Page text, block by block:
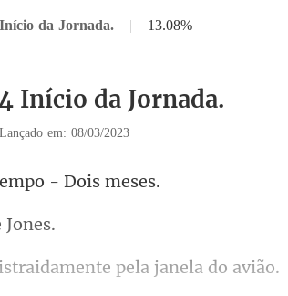
da Jornada. | 13.08%
Início da Jornada.
Lançado em: 08/03/2023
-
raidamente pela